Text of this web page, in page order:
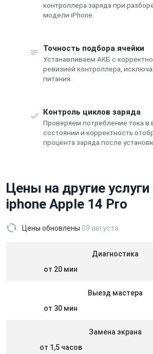
контроллера заряда при
модели iPhone.
Точность подбора ячейки
Устанавливаем АКБ с
ревизией контроллера,
питания.
Контроль циклов заряда
Проверяем потребление тока
состоянии и корректность
процента заряда после
Цены на другие
iphone Apple 14 Pro
Цены обновлены 09 августа
Диагностика
от 20 мин
Выезд мастера
от 30 мин
Замена экрана
от 1,5 часов